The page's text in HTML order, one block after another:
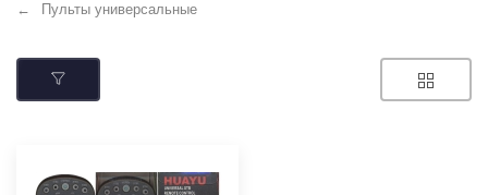
Пульты универсальные